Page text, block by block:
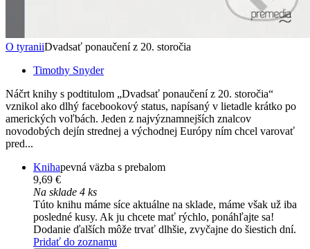
O tyraniiDvadsať ponaučení z 20. storočia
Timothy Snyder
Náčrt knihy s podtitulom „Dvadsať ponaučení z 20. storočia“
vznikol ako dlhý facebookový status, napísaný v lietadle krátko po
amerických voľbách. Jeden z najvýznamnejších znalcov
novodobých dejín strednej a východnej Európy ním chcel varovať
pred...
Knihapevná väzba s prebalom
9,69 €
Na sklade 4 ks
Túto knihu máme síce aktuálne na sklade, máme však už iba
posledné kusy. Ak ju chcete mať rýchlo, ponáhľajte sa!
Dodanie ďalších môže trvať dlhšie, zvyčajne do šiestich dní.
Pridať do zoznamu